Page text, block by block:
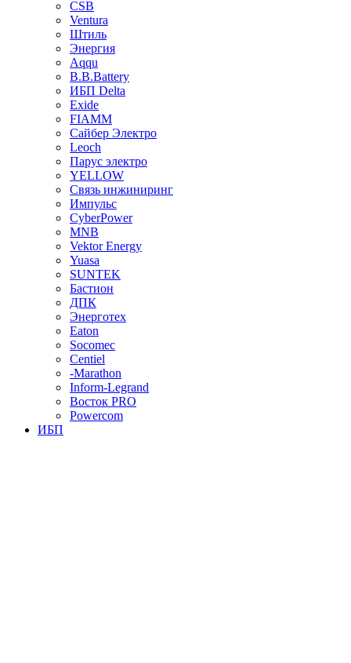
CSB
Ventura
Штиль
Энергия
Aqqu
B.B.Bаttery
ИБП Delta
Exide
FIAMM
Сайбер Электро
Leoch
Парус электро
YELLOW
Связь инжиниринг
Импульс
CyberPower
MNB
Vektor Energy
Yuasa
SUNTEK
Бастион
ДПК
Энерготех
Eaton
Socomec
Centiel
-Marathon
Inform-Legrand
Восток PRO
Powercom
ИБП